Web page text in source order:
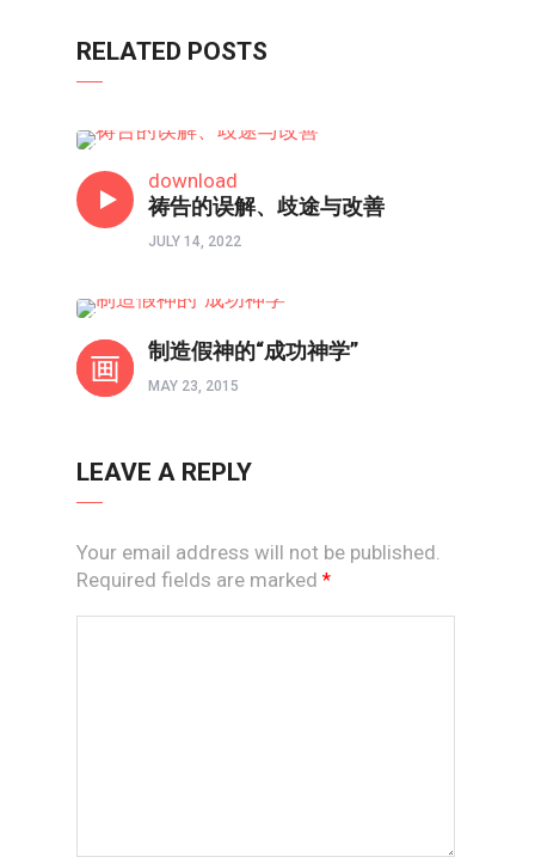
RELATED POSTS
download
祷告的误解、歧途与改善
JULY 14, 2022
制造假神的“成功神学”
MAY 23, 2015
LEAVE A REPLY
Your email address will not be published.
Required fields are marked *